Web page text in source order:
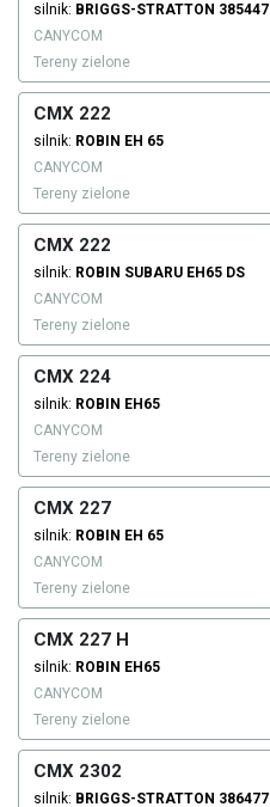
silnik: BRIGGS-STRATTON 385447
CANYCOM
Tereny zielone
CMX 222
silnik: ROBIN EH 65
CANYCOM
Tereny zielone
CMX 222
silnik: ROBIN SUBARU EH65 DS
CANYCOM
Tereny zielone
CMX 224
silnik: ROBIN EH65
CANYCOM
Tereny zielone
CMX 227
silnik: ROBIN EH 65
CANYCOM
Tereny zielone
CMX 227 H
silnik: ROBIN EH65
CANYCOM
Tereny zielone
CMX 2302
silnik: BRIGGS-STRATTON 386477